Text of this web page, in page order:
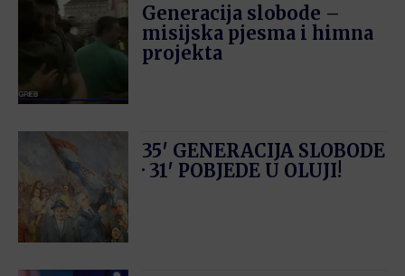
Generacija slobode –
misijska pjesma i himna
projekta
35′ GENERACIJA SLOBODE
· 31′ POBJEDE U OLUJI!